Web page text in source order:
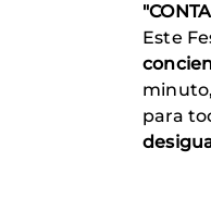
Este
para